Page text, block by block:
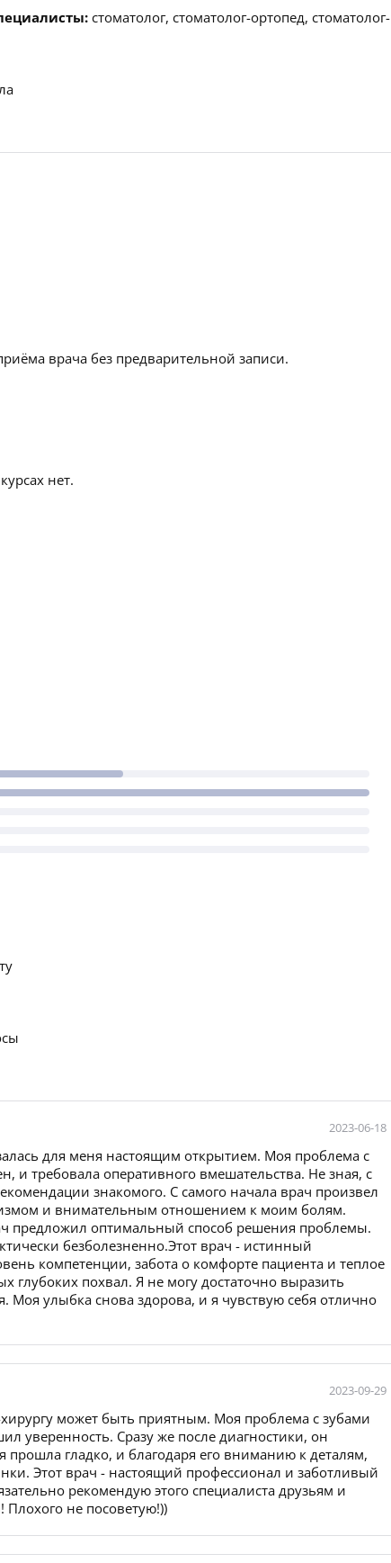
стоматолог, стоматолог-ортопед, стоматолог-
врача без предварительной записи.
нет.
2023-06-18
для меня настоящим открытием. Моя проблема с
и требовала оперативного вмешательства. Не зная, с
знакомого. С самого начала врач произвел
и внимательным отношением к моим болям.
предложил оптимальный способ решения проблемы.
безболезненно.Этот врач - истинный
компетенции, забота о комфорте пациента и теплое
глубоких похвал. Я не могу достаточно выразить
Моя улыбка снова здорова, и я чувствую себя отлично
2023-09-29
может быть приятным. Моя проблема с зубами
уверенность. Сразу же после диагностики, он
гладко, и благодаря его вниманию к деталям,
Этот врач - настоящий профессионал и заботливый
рекомендую этого специалиста друзьям и
не посоветую!))